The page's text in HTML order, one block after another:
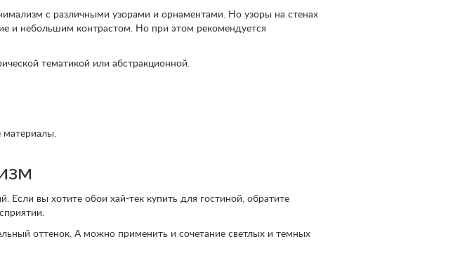
с различными узорами и орнаментами. Но узоры на стенах
и небольшим контрастом. Но при этом рекомендуется
тематикой или абстракционной.
материалы.
вы хотите обои хай-тек купить для гостиной, обратите
оттенок. А можно применить и сочетание светлых и темных